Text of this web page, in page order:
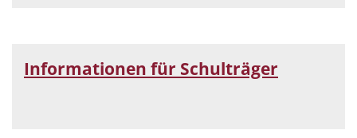
Informationen für Schulträger